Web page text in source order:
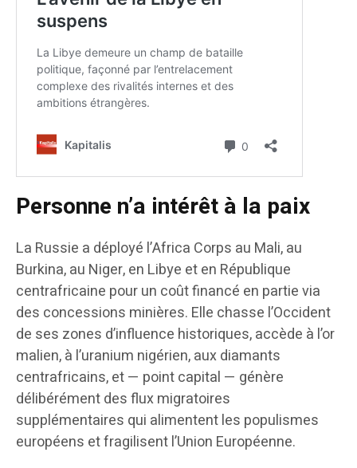
Personne n’a intérêt à la paix
La Russie a déployé l’Africa Corps au Mali, au
Burkina, au Niger, en Libye et en République
centrafricaine pour un coût financé en partie via
des concessions minières. Elle chasse l’Occident
de ses zones d’influence historiques, accède à l’or
malien, à l’uranium nigérien, aux diamants
centrafricains, et — point capital — génère
délibérément des flux migratoires
supplémentaires qui alimentent les populismes
européens et fragilisent l’Union Européenne.